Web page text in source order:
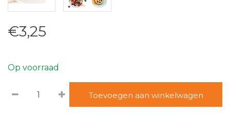
€3,25
Op voorraad
Toevoegen aan winkelwagen